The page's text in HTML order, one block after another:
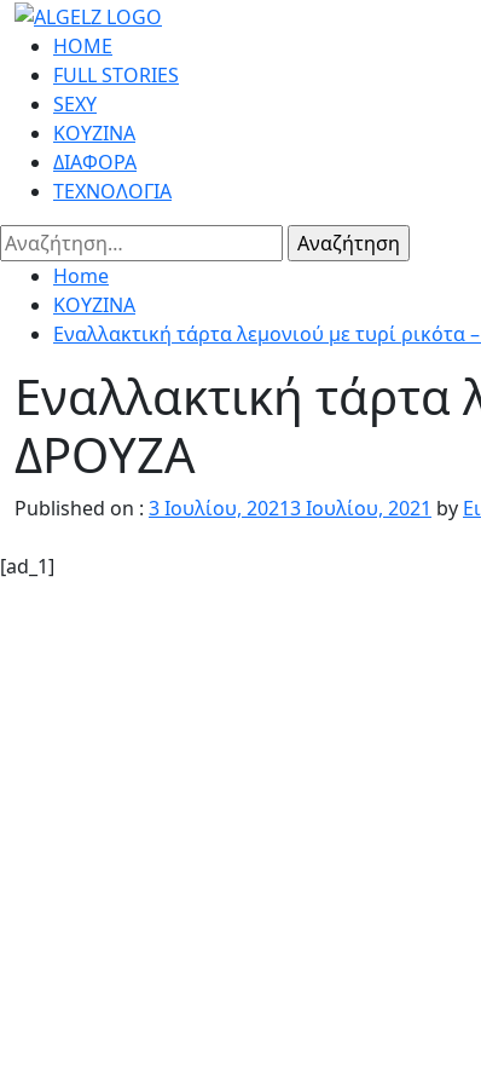
Skip
content
Primary
Menu
HOME
FULL STORIES
SEXY
ΚΟΥΖΙΝΑ
ΔΙΑΦΟΡΑ
ΤΕΧΝΟΛΟΓΙΑ
Αναζήτηση
για:
Home
ΚΟΥΖΙΝΑ
Εναλλακτική τάρτα λεμονιού με τυρί
Εναλλακτική τάρτα
ΔΡΟΥΖΑ
Published on : 3 Ιουλίου, 20213 Ιουλίου, 2021 by
[ad_1]